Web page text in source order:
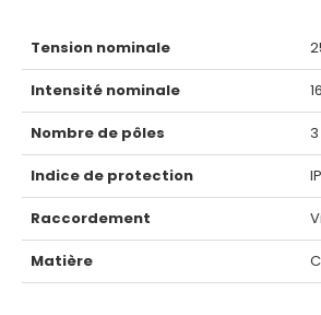
Tension nominale
Intensité nominale
Nombre de pôles 3
Indice de protection
Raccordement
Matière